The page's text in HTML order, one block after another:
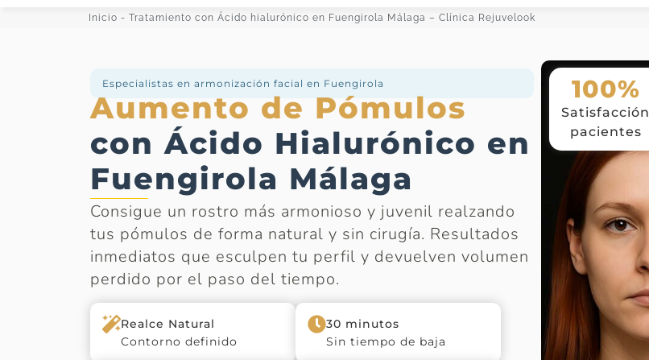
Inicio - Tratamiento con Ácido hialurónico en Fuengirola Málaga – Clínica Rejuvelook
Especialistas en armonización facial en Fuengirola
Aumento de Pómulos
con Ácido Hialurónico en
Fuengirola Málaga
Consigue un rostro más armonioso y juvenil realzando
tus pómulos de forma natural y sin cirugía. Resultados
inmediatos que esculpen tu perfil y devuelven volumen
perdido por el paso del tiempo.
Realce Natural
Contorno definido
30 minutos
Sin tiempo de baja
100%
Satisfacción
pacientes